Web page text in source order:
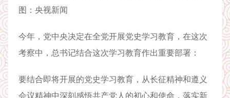
图：央视新闻
今年，党中央决定在全党开展党史学习教育，在这次
考察中，总书记结合这次学习教育作出重要部署：
要结合即将开展的党史学习教育，从长征精神和遵义
会议精神中深刻感悟共产党人的初心和使命，落实新